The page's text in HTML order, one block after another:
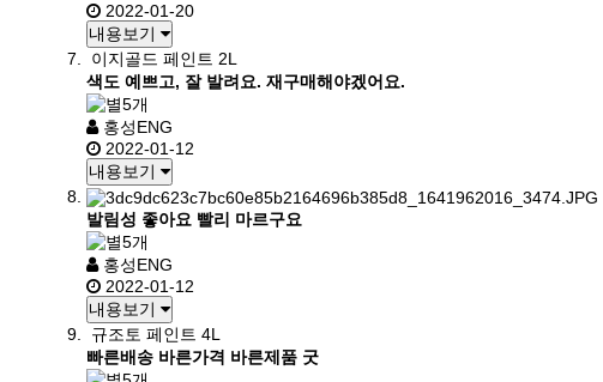
2022-01-20
내용보기
이지골드 페인트 2L
색도 예쁘고, 잘 발려요. 재구매해야겠어요.
홍성ENG
2022-01-12
내용보기
발림성 좋아요 빨리 마르구요
홍성ENG
2022-01-12
내용보기
규조토 페인트 4L
빠른배송 바른가격 바른제품 굿